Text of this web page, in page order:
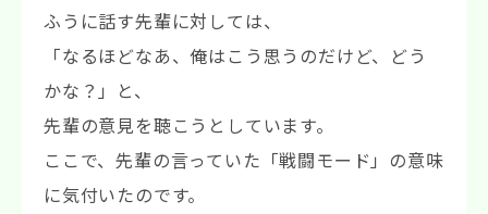
ふうに話す先輩に対しては、
「なるほどなあ、俺はこう思うのだけど、どう
かな？」と、
先輩の意見を聴こうとしています。
ここで、先輩の言っていた「戦闘モード」の意味
に気付いたのです。